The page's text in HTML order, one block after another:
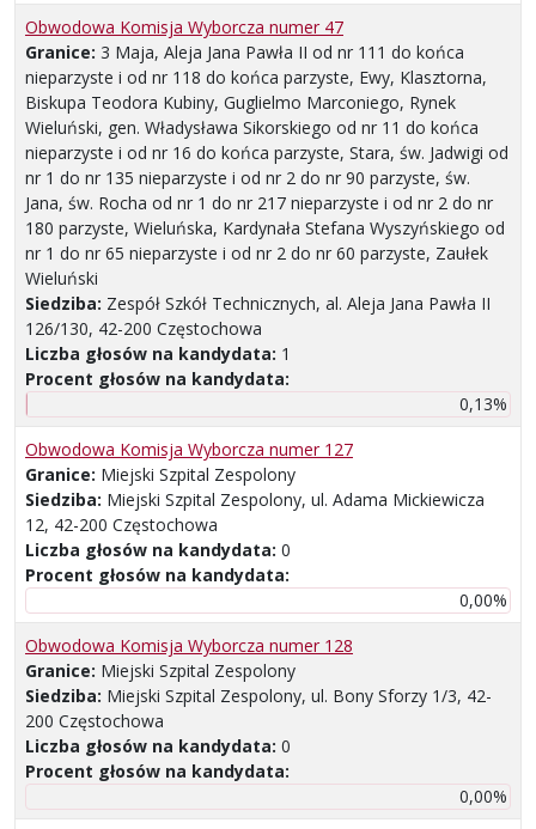
Obwodowa Komisja Wyborcza numer 47
Granice: 3 Maja, Aleja Jana Pawła II od nr 111 do końca
nieparzyste i od nr 118 do końca parzyste, Ewy, Klasztorna,
Biskupa Teodora Kubiny, Guglielmo Marconiego, Rynek
Wieluński, gen. Władysława Sikorskiego od nr 11 do końca
nieparzyste i od nr 16 do końca parzyste, Stara, św. Jadwigi od
nr 1 do nr 135 nieparzyste i od nr 2 do nr 90 parzyste, św.
Jana, św. Rocha od nr 1 do nr 217 nieparzyste i od nr 2 do nr
180 parzyste, Wieluńska, Kardynała Stefana Wyszyńskiego od
nr 1 do nr 65 nieparzyste i od nr 2 do nr 60 parzyste, Zaułek
Wieluński
Siedziba: Zespół Szkół Technicznych, al. Aleja Jana Pawła II
126/130, 42-200 Częstochowa
Liczba głosów na kandydata: 1
Procent głosów na kandydata:
0,13%
Obwodowa Komisja Wyborcza numer 127
Granice: Miejski Szpital Zespolony
Siedziba: Miejski Szpital Zespolony, ul. Adama Mickiewicza
12, 42-200 Częstochowa
Liczba głosów na kandydata: 0
Procent głosów na kandydata:
0,00%
Obwodowa Komisja Wyborcza numer 128
Granice: Miejski Szpital Zespolony
Siedziba: Miejski Szpital Zespolony, ul. Bony Sforzy 1/3, 42-
200 Częstochowa
Liczba głosów na kandydata: 0
Procent głosów na kandydata:
0,00%